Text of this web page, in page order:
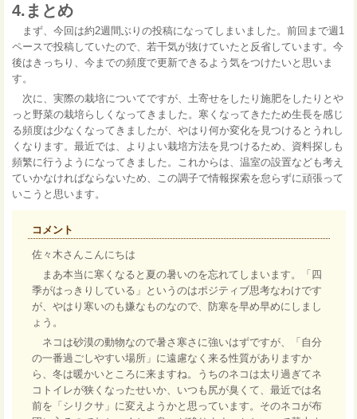
4.まとめ
まず、今回は約2週間ぶりの投稿になってしまいました。前回まで週1
ペースで投稿していたので、若干気が抜けていたと反省しています。今
後はきっちり、今までの頻度で更新できるよう気をつけたいと思いま
す。
次に、実際の栽培についてですが、土寄せをしたり施肥をしたりとや
っと野菜の栽培らしくなってきました。寒くなってきたため生長を感じ
る頻度は少なくなってきましたが、やはり何か変化を見つけるとうれし
くなります。最近では、よりよい栽培方法を見つけるため、資料探しも
頻繁に行うようになってきました。これからは、温室の設置なども考え
ていかなければならないため、この調子で情報探索を怠らずに頑張って
いこうと思います。
コメント
佐々木さんこんにちは
まあ本当に寒くなると夏の暑いのを忘れてしまいます。「四
季がはっきりしている」というのはポジティブ思考なわけです
が、やはり寒いのも嫌なものなので、防寒を早め早めにしまし
ょう。
ネコは砂漠の動物なので暑さ寒さに強いはずですが、「自分
の一番過ごしやすい場所」に遠慮なく来る性質がありますか
ら、冬は暖かいところに来ますね。うちのネコは太り過ぎてネ
コトイレが狭くなったせいか、いつも尻が臭くて、最近では名
前を「シリクサ」に変えようかと思っています。そのネコが布